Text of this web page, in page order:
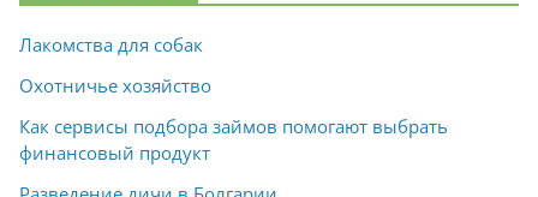
Лакомства для собак
Охотничье хозяйство
Как сервисы подбора займов помогают выбрать
финансовый продукт